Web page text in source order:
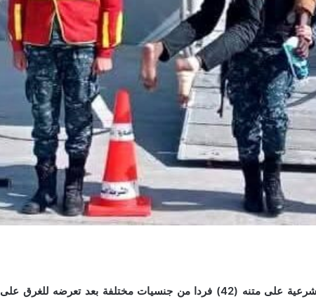
شاركت القوات البحرية في إنقاذ مركب هجرة غير شرعية على متنه (42) فردا من جنسيات مختلفة بعد تعرضه للغرق على